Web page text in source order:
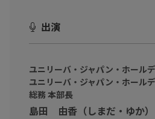
「国際女性デー｜HAPPY WOMAN
企業、社員、リーダーが“自分らしく
え方についてお話し頂きます。
「働く」と「生きる」をしっかりと
出演
ユニリーバ・ジャパン・ホール
ユニリーバ・ジャパン・ホール
総務 本部長
島田 由香（しまだ・ゆか）